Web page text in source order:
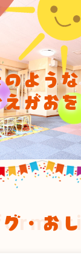
よう
がお
・お